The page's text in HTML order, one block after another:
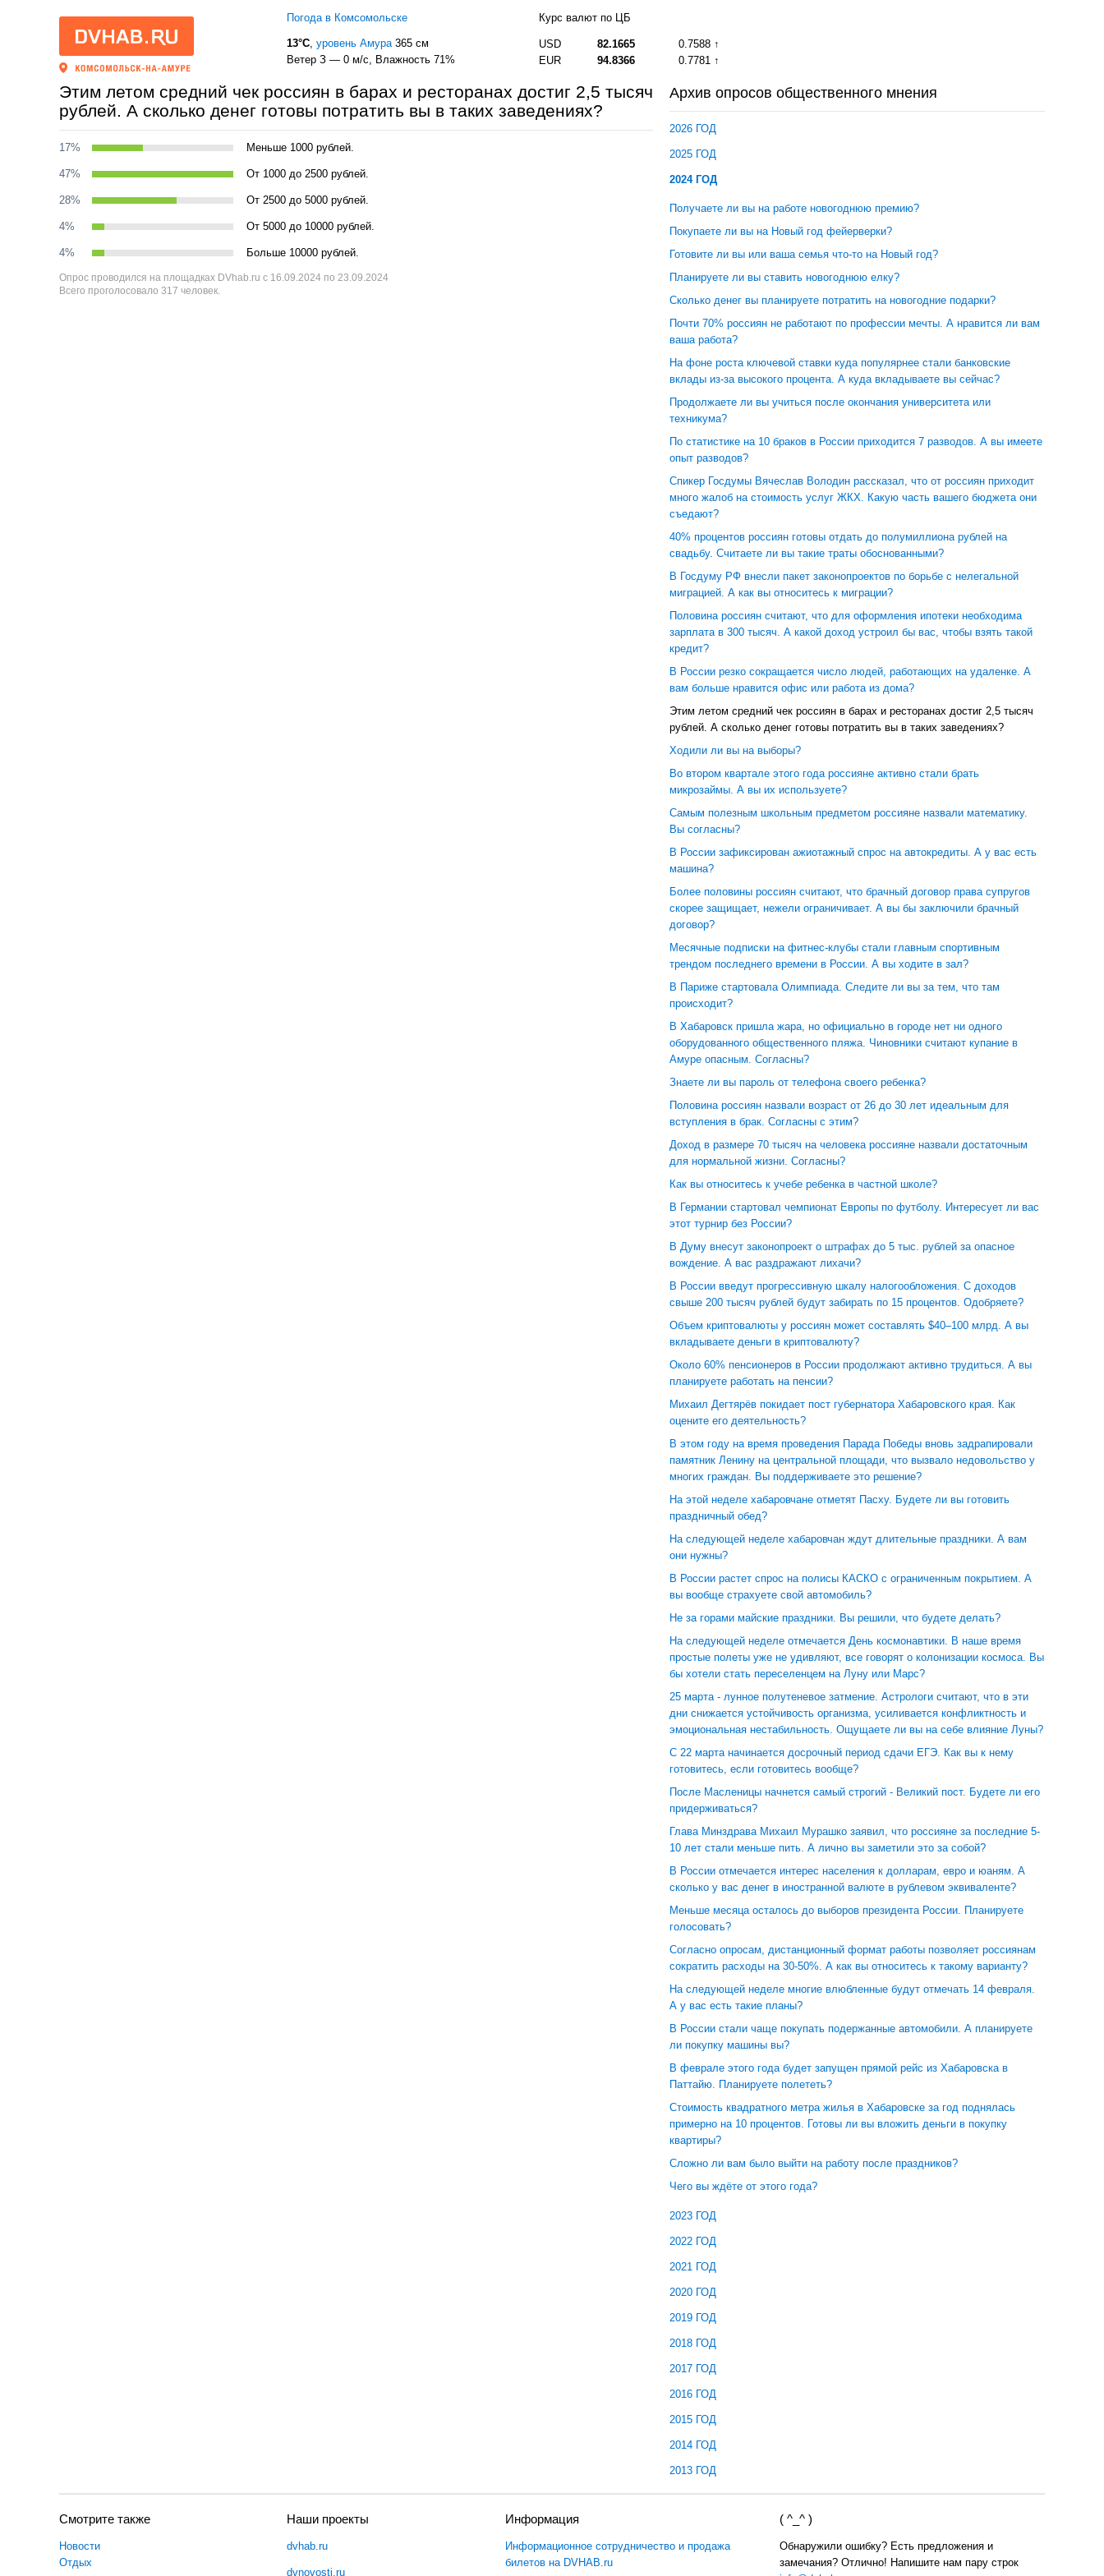
Погода в Комсомольске
13°C, уровень Амура365 см
Ветер З — 0 м/с, Влажность 71%
Курс валют по ЦБ
USD 82.1665
0.7588
EUR
94.8366 0.7781
Этим летом средний чек россиян в барах и ресторанах достиг 2,5 тысяч
рублей. А сколько денег готовы потратить вы в таких заведениях?
17% Меньше 1000 рублей.
47% От 1000 до 2500 рублей.
28% От 2500 до 5000 рублей.
4% От 5000 до 10000 рублей.
4% Больше 10000 рублей.
Опрос проводился на площадках DVhab.ru с 16.09.2024 по 23.09.2024
Всего проголосовало 317 человек.
Архив опросов общественного мнения
2026 ГОД
2025 ГОД
2024 ГОД
Получаете ли вы на работе новогоднюю премию?
Покупаете ли вы на Новый год фейерверки?
Готовите ли вы или ваша семья что-то на Новый год?
Планируете ли вы ставить новогоднюю елку?
Сколько денег вы планируете потратить на новогодние подарки?
Почти 70% россиян не работают по профессии мечты. А нравится ли вам
ваша работа?
На фоне роста ключевой ставки куда популярнее стали банковские
вклады из-за высокого процента. А куда вкладываете вы сейчас?
Продолжаете ли вы учиться после окончания университета или
техникума?
По статистике на 10 браков в России приходится 7 разводов. А вы имеете
опыт разводов?
Спикер Госдумы Вячеслав Володин рассказал, что от россиян приходит
много жалоб на стоимость услуг ЖКХ. Какую часть вашего бюджета они
съедают?
40% процентов россиян готовы отдать до полумиллиона рублей на
свадьбу. Считаете ли вы такие траты обоснованными?
В Госдуму РФ внесли пакет законопроектов по борьбе с нелегальной
миграцией. А как вы относитесь к миграции?
Половина россиян считают, что для оформления ипотеки необходима
зарплата в 300 тысяч. А какой доход устроил бы вас, чтобы взять такой
кредит?
В России резко сокращается число людей, работающих на удаленке. А
вам больше нравится офис или работа из дома?
Этим летом средний чек россиян в барах и ресторанах достиг 2,5 тысяч
рублей. А сколько денег готовы потратить вы в таких заведениях?
Ходили ли вы на выборы?
Во втором квартале этого года россияне активно стали брать
микрозаймы. А вы их используете?
Самым полезным школьным предметом россияне назвали математику.
Вы согласны?
В России зафиксирован ажиотажный спрос на автокредиты. А у вас есть
машина?
Более половины россиян считают, что брачный договор права супругов
скорее защищает, нежели ограничивает. А вы бы заключили брачный
договор?
Месячные подписки на фитнес-клубы стали главным спортивным
трендом последнего времени в России. А вы ходите в зал?
В Париже стартовала Олимпиада. Следите ли вы за тем, что там
происходит?
В Хабаровск пришла жара, но официально в городе нет ни одного
оборудованного общественного пляжа. Чиновники считают купание в
Амуре опасным. Согласны?
Знаете ли вы пароль от телефона своего ребенка?
Половина россиян назвали возраст от 26 до 30 лет идеальным для
вступления в брак. Согласны с этим?
Доход в размере 70 тысяч на человека россияне назвали достаточным
для нормальной жизни. Согласны?
Как вы относитесь к учебе ребенка в частной школе?
В Германии стартовал чемпионат Европы по футболу. Интересует ли вас
этот турнир без России?
В Думу внесут законопроект о штрафах до 5 тыс. рублей за опасное
вождение. А вас раздражают лихачи?
В России введут прогрессивную шкалу налогообложения. С доходов
свыше 200 тысяч рублей будут забирать по 15 процентов. Одобряете?
Объем криптовалюты у россиян может составлять $40–100 млрд. А вы
вкладываете деньги в криптовалюту?
Около 60% пенсионеров в России продолжают активно трудиться. А вы
планируете работать на пенсии?
Михаил Дегтярёв покидает пост губернатора Хабаровского края. Как
оцените его деятельность?
В этом году на время проведения Парада Победы вновь задрапировали
памятник Ленину на центральной площади, что вызвало недовольство у
многих граждан. Вы поддерживаете это решение?
На этой неделе хабаровчане отметят Пасху. Будете ли вы готовить
праздничный обед?
На следующей неделе хабаровчан ждут длительные праздники. А вам
они нужны?
В России растет спрос на полисы КАСКО с ограниченным покрытием. А
вы вообще страхуете свой автомобиль?
Не за горами майские праздники. Вы решили, что будете делать?
На следующей неделе отмечается День космонавтики. В наше время
простые полеты уже не удивляют, все говорят о колонизации космоса. Вы
бы хотели стать переселенцем на Луну или Марс?
25 марта - лунное полутеневое затмение. Астрологи считают, что в эти
дни снижается устойчивость организма, усиливается конфликтность и
эмоциональная нестабильность. Ощущаете ли вы на себе влияние Луны?
С 22 марта начинается досрочный период сдачи ЕГЭ. Как вы к нему
готовитесь, если готовитесь вообще?
После Масленицы начнется самый строгий - Великий пост. Будете ли его
придерживаться?
Глава Минздрава Михаил Мурашко заявил, что россияне за последние 5-
10 лет стали меньше пить. А лично вы заметили это за собой?
В России отмечается интерес населения к долларам, евро и юаням. А
сколько у вас денег в иностранной валюте в рублевом эквиваленте?
Меньше месяца осталось до выборов президента России. Планируете
голосовать?
Согласно опросам, дистанционный формат работы позволяет россиянам
сократить расходы на 30-50%. А как вы относитесь к такому варианту?
На следующей неделе многие влюбленные будут отмечать 14 февраля.
А у вас есть такие планы?
В России стали чаще покупать подержанные автомобили. А планируете
ли покупку машины вы?
В феврале этого года будет запущен прямой рейс из Хабаровска в
Паттайю. Планируете полететь?
Стоимость квадратного метра жилья в Хабаровске за год поднялась
примерно на 10 процентов. Готовы ли вы вложить деньги в покупку
квартиры?
Сложно ли вам было выйти на работу после праздников?
Чего вы ждёте от этого года?
2023 ГОД
2022 ГОД
2021 ГОД
2020 ГОД
2019 ГОД
2018 ГОД
2017 ГОД
2016 ГОД
2015 ГОД
2014 ГОД
2013 ГОД
Смотрите также
Новости
Отдых
Наши проекты
dvhab.ru
dvnovosti.ru
Информация
Информационное сотрудничество и продажа
билетов на DVHAB.ru
( ^_^ )
Обнаружили ошибку? Есть предложения и
замечания? Отлично! Напишите нам пару строк